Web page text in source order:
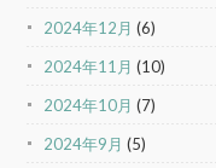
2024年12月 (6)
2024年11月 (10)
2024年10月 (7)
2024年9月 (5)